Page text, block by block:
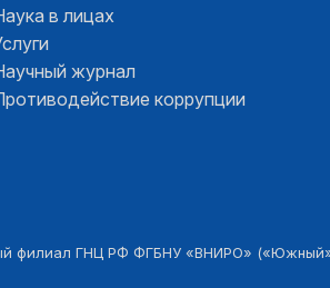
в лицах
журнал
коррупции
филиал ГНЦ РФ ФГБНУ «ВНИРО»